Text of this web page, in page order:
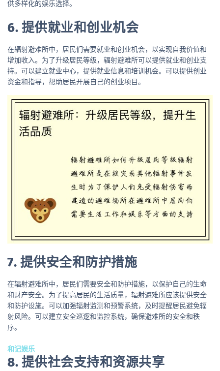
供多样化的娱乐选择。
6. 提供就业和创业机会
在辐射避难所中，居民们需要就业和创业机会，以实现自我价值和
增加收入。为了升级居民等级，辐射避难所可以提供就业和创业支
持。可以建立就业中心，提供就业信息和培训机会。可以提供创业
资金和指导，帮助居民开展自己的创业项目。
7. 提供安全和防护措施
在辐射避难所中，居民们需要安全和防护措施，以保护自己的生命
和财产安全。为了提高居民的生活质量，辐射避难所应该提供安全
和防护设施。可以加强辐射监测和预警系统，及时提醒居民避免辐
射风险。可以建立安全巡逻和监控系统，确保避难所的安全和秩
序。
和记娱乐
8. 提供社会支持和资源共享